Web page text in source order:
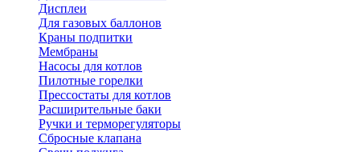
Дисплеи
Для газовых баллонов
Краны подпитки
Мембраны
Насосы для котлов
Пилотные горелки
Прессостаты для котлов
Расширительные баки
Ручки и терморегуляторы
Сбросные клапана